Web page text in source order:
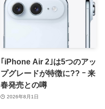
｢iPhone Air 2｣は5つのアッ
プグレードが特徴に?? ｰ 来
春発売との噂
2026年8月1日